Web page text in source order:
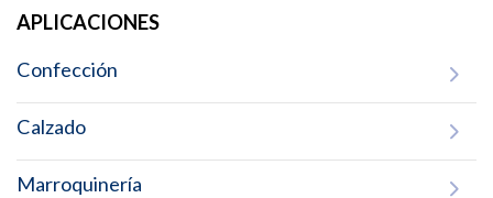
APLICACIONES
Confección
Calzado
Marroquinería